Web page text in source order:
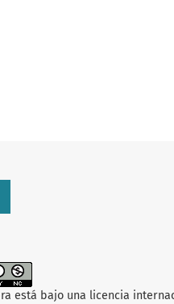
está bajo una licencia